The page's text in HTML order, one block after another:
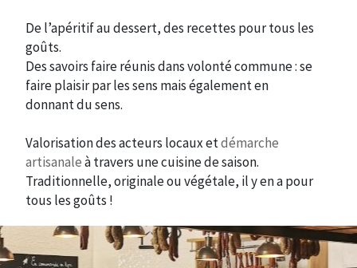
De l’apéritif au dessert, des recettes pour tous les
goûts.
Des savoirs faire réunis dans volonté commune : se
faire plaisir par les sens mais également en
donnant du sens.
Valorisation des acteurs locaux etdémarche
artisanaleà travers une cuisine de saison.
Traditionnelle, originale ou végétale, il y en a pour
tous les goûts !